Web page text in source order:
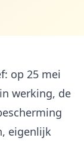
op 25 mei
werking, de
eigenlijk